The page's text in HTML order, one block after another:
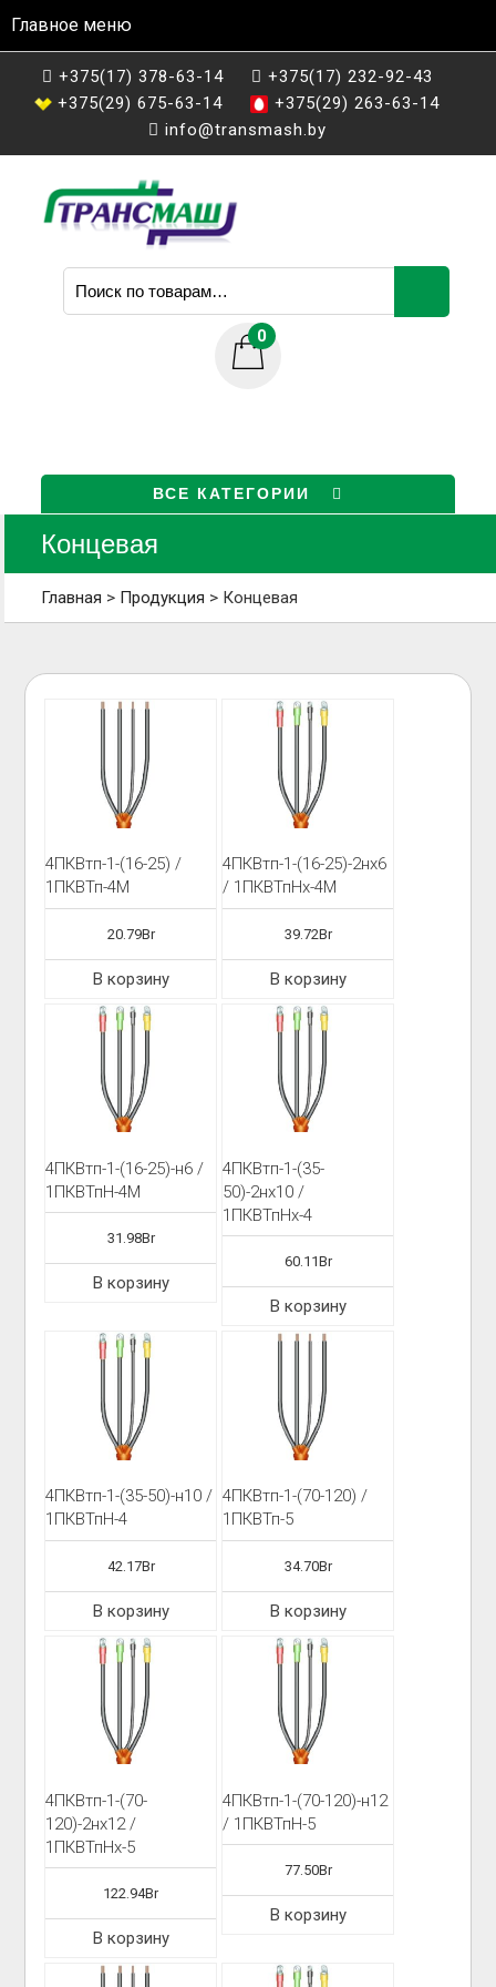
Главное меню
+375(17) 378-63-14
+375(17) 232-92-43
+375(29) 675-63-14
+375(29) 263-63-14
info@transmash.by
0
ВСЕ КАТЕГОРИИ
Концевая
Главная > Продукция > Концевая
4ПКВтп-1-(16-25) /
1ПКВТп-4М
20.79Br
В корзину
4ПКВтп-1-(16-25)-2нх6
/ 1ПКВТпНх-4М
39.72Br
В корзину
4ПКВтп-1-(16-25)-н6 /
1ПКВТпН-4М
31.98Br
В корзину
4ПКВтп-1-(35-
50)-2нх10 /
1ПКВТпНх-4
60.11Br
В корзину
4ПКВтп-1-(35-50)-н10 /
1ПКВТпН-4
42.17Br
В корзину
4ПКВтп-1-(70-120) /
1ПКВТп-5
34.70Br
В корзину
4ПКВтп-1-(70-
120)-2нх12 /
1ПКВТпНх-5
122.94Br
В корзину
4ПКВтп-1-(70-120)-н12
/ 1ПКВТпН-5
77.50Br
В корзину